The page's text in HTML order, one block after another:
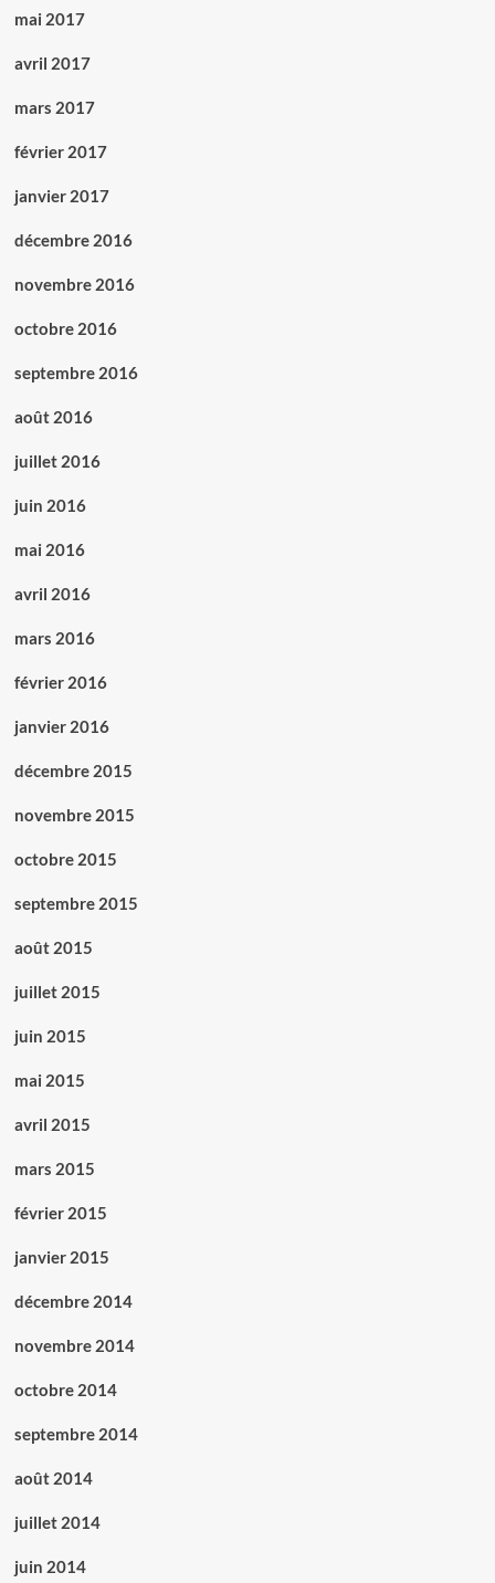
mai 2017
avril 2017
mars 2017
février 2017
janvier 2017
décembre 2016
novembre 2016
octobre 2016
septembre 2016
août 2016
juillet 2016
juin 2016
mai 2016
avril 2016
mars 2016
février 2016
janvier 2016
décembre 2015
novembre 2015
octobre 2015
septembre 2015
août 2015
juillet 2015
juin 2015
mai 2015
avril 2015
mars 2015
février 2015
janvier 2015
décembre 2014
novembre 2014
octobre 2014
septembre 2014
août 2014
juillet 2014
juin 2014